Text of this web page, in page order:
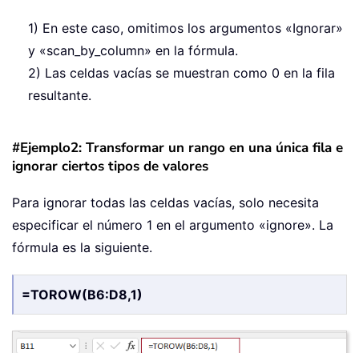
1) En este caso, omitimos los argumentos «Ignorar»
y «scan_by_column» en la fórmula.
2) Las celdas vacías se muestran como 0 en la fila
resultante.
#Ejemplo2: Transformar un rango en una única fila e
ignorar ciertos tipos de valores
Para ignorar todas las celdas vacías, solo necesita
especificar el número 1 en el argumento «ignore». La
fórmula es la siguiente.
=TOROW(B6:D8,1)